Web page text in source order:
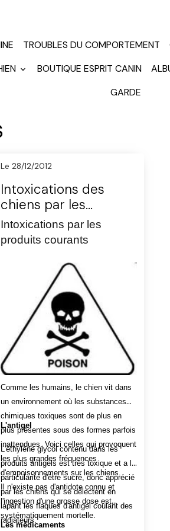
TROUBLES DU COMPORTEMENT
BOUTIQUE ESPRIT CANIN
GARDE
Le 28/12/2012
Intoxications des
chiens par les
produits courants
Intoxications par les
produits courants
Comme les humains, le chien vit dans
un environnement où les substances
chimiques toxiques sont de plus en
plus présentes sous des formes parfois
inattendues. Voici celles qui provoquent
les plus grandes fréquences
d'empoisonnements sur les chiens.
L'antigel
L'éthylène glycol contenu dans les
produits antigels est très toxique et a la
particularité d'être sucré, donc apprécié
par les chiens qui se délectent en
lapant les flaques d'antigel coulant des
radiateurs.
Il n'existe pas d'antidote connu et
l'ingestion d'une grosse dose est
systématiquement mortelle.
Les médicaments